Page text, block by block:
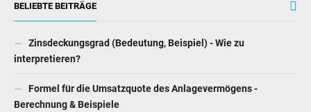
BELIEBTE BEITRÄGE
Zinsdeckungsgrad (Bedeutung, Beispiel) - Wie zu
interpretieren?
Formel für die Umsatzquote des Anlagevermögens -
Berechnung & Beispiele